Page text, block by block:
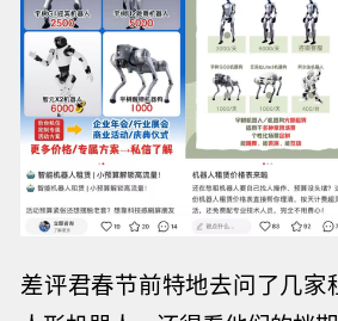
差评君春节前特地去问了几家